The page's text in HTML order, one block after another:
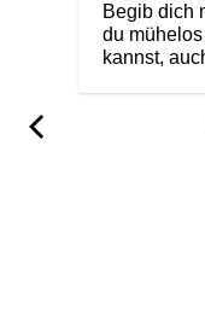
Begib dich
du
kannst,